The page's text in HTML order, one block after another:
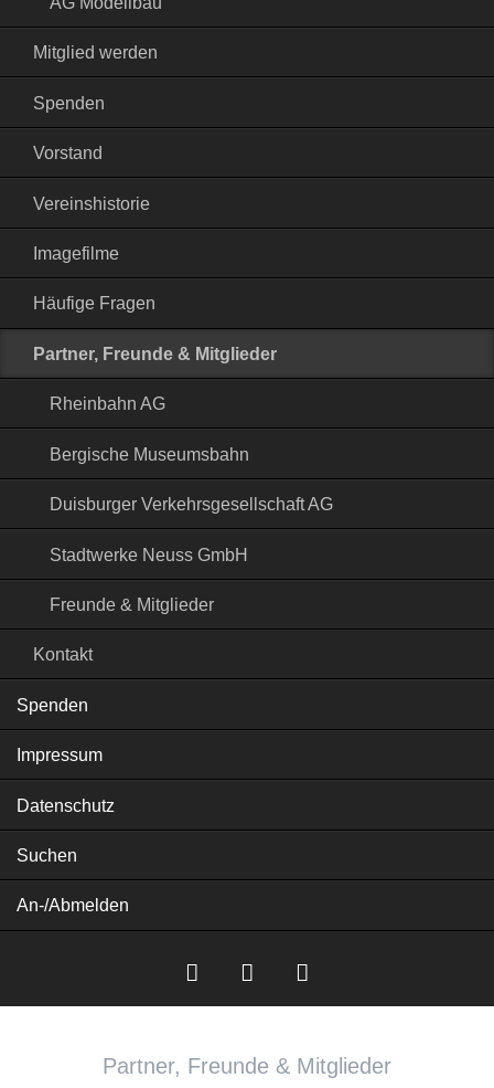
Mitglied werden
Spenden
Vorstand
Vereinshistorie
Imagefilme
Häufige Fragen
Partner, Freunde & Mitglieder
Rheinbahn AG
Bergische Museumsbahn
Duisburger Verkehrsgesellschaft AG
Stadtwerke Neuss GmbH
Freunde & Mitglieder
Kontakt
Spenden
Impressum
Datenschutz
Suchen
An-/Abmelden
InstagramFacebookEnglish
Partner, Freunde & Mitglieder